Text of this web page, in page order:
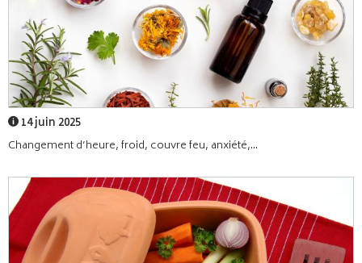
14 juin 2025
Changement d’heure, froid, couvre feu, anxiété,...